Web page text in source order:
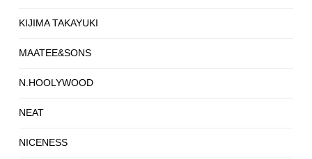
KIJIMA TAKAYUKI
MAATEE&SONS
N.HOOLYWOOD
NEAT
NICENESS